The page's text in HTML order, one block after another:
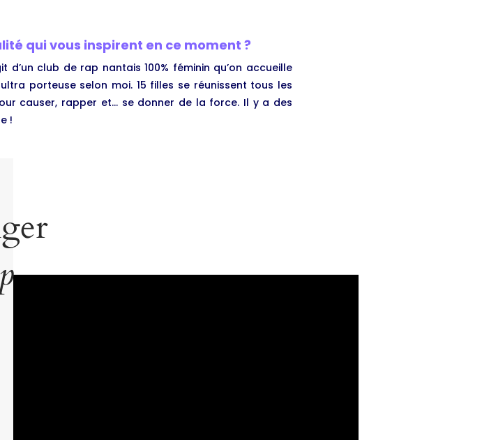
qui vous inspirent en ce moment ?
d’un club de rap nantais 100% féminin qu’on accueille
porteuse selon moi. 15 filles se réunissent tous les
causer, rapper et… se donner de la force. Il y a des
!